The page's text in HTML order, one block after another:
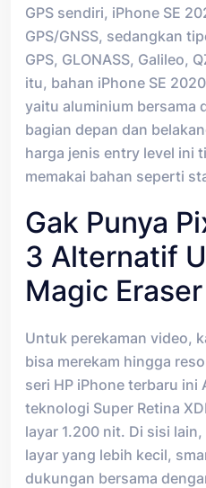
GPS sendiri, iPhone SE
GPS/GNSS, sedangkan
GPS, GLONASS, Galileo,
itu, bahan iPhone SE
yaitu aluminium bersama
bagian depan dan
harga jenis entry level ini
memakai bahan seperti
Gak Punya
3 Alternatif
Magic Eraser
Untuk perekaman video,
bisa merekam hingga
seri HP iPhone terbaru ini
teknologi Super Retina
layar 1.200 nit. Di sisi
layar yang lebih kecil,
dukungan bersama